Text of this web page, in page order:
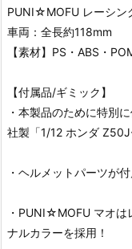
PUNI☆MOFU レーシン
車両：全長約118mm
【素材】PS・ABS・
【付属品/ギミック】
・本製品のために特別
社製「1/12 ホンダ
・ヘルメットパーツが付
・PUNI☆MOFU マオは
ナルカラーを採用！